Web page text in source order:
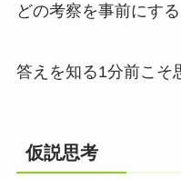
どの考察を事前にす
答えを知る1分前こそ
仮説思考